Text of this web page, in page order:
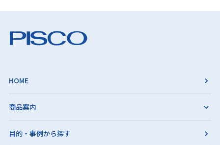
HOME
商品案内
目的・事例から探す